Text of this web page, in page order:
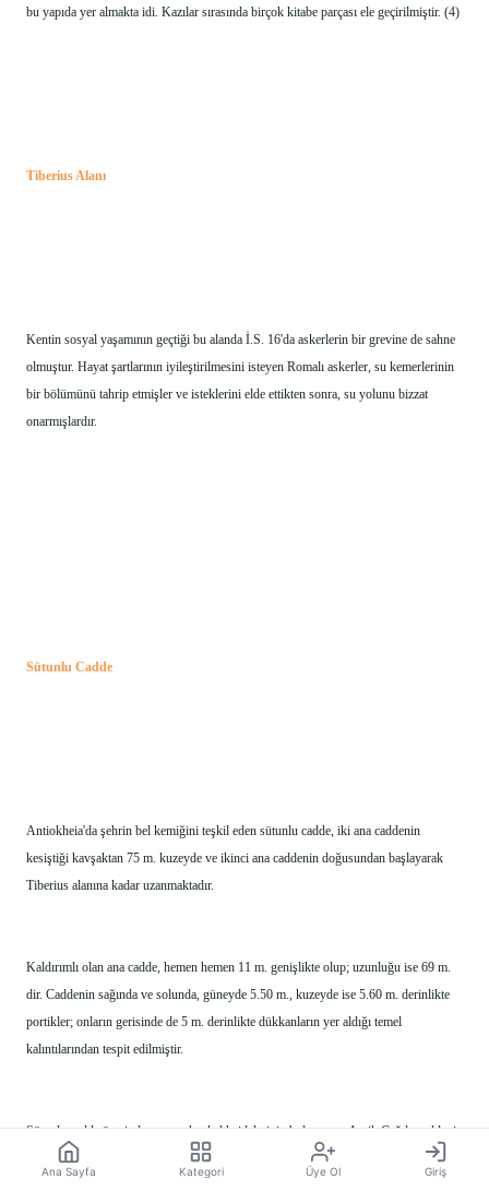
bu yapıda yer almakta idi. Kazılar sırasında birçok kitabe parçası ele geçirilmiştir. (4)
Tiberius Alanı
Kentin sosyal yaşamının geçtiği bu alanda İ.S. 16'da askerlerin bir grevine de sahne
olmuştur. Hayat şartlarının iyileştirilmesini isteyen Romalı askerler, su kemerlerinin
bir bölümünü tahrip etmişler ve isteklerini elde ettikten sonra, su yolunu bizzat
onarmışlardır.
Sütunlu Cadde
Antiokheia'da şehrin bel kemiğini teşkil eden sütunlu cadde, iki ana caddenin
kesiştiği kavşaktan 75 m. kuzeyde ve ikinci ana caddenin doğusundan başlayarak
Tiberius alanına kadar uzanmaktadır.
Kaldırımlı olan ana cadde, hemen hemen 11 m. genişlikte olup; uzunluğu ise 69 m.
dir. Caddenin sağında ve solunda, güneyde 5.50 m., kuzeyde ise 5.60 m. derinlikte
portikler; onların gerisinde de 5 m. derinlikte dükkanların yer aldığı temel
kalıntılarından tespit edilmiştir.
Sütunlu cadde üzerinde yer yer heykel kaidelerinin bulunması, Antik Çağda caddenin
heykellerle süslü olduğunu göstermektedir. Ayrıca cadde ortasından geçen ve atık
Ana Sayfa Kategori Üye Ol Giriş